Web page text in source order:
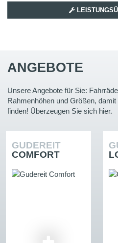
ANGEBOTE
Unsere Angebote für Sie:
Rahmenhöhen und Größen,
finden! Überzeugen Sie sich hier.
GUDEREIT
COMFORT